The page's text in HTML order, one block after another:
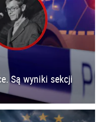
Są wyniki sekcji